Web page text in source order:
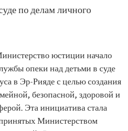
по делам личного
юстиции начало
опеки над детьми в суде
в Эр-Рияде с целью создания
безопасной, здоровой и
Эта инициатива стала
Министерством